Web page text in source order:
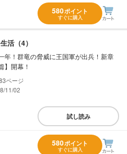
580ポイント
すぐに購入
活（4）
年！群竜の脅威に王国軍が出兵！新章
】開幕！
11/02
試し読み
580ポイント
すぐに購入